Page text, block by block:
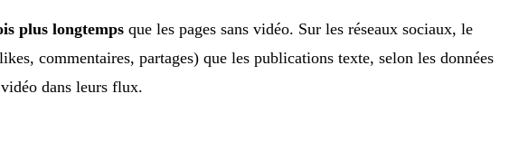
plus longtemps que les pages sans vidéo. Sur les réseaux sociaux, le
commentaires, partages) que les publications texte, selon les données
dans leurs flux.